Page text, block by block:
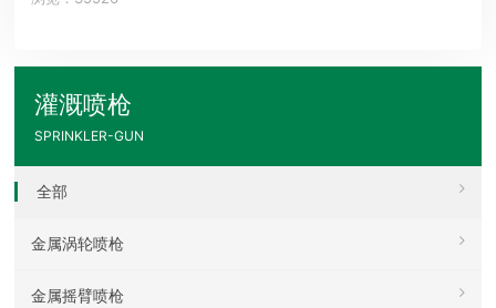
灌溉喷枪
SPRINKLER-GUN
全部
金属涡轮喷枪
金属摇臂喷枪